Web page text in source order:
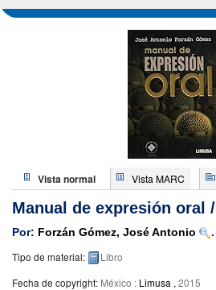
Vista normal Vista MARC
Manual de expresión oral /
Por: Forzán Gómez, José Antonio .
Tipo de material:
Libro
Fecha de copyright: México : Limusa , 2015